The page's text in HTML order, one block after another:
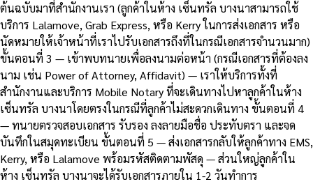
ต้นฉบับมาที่สำนักงานเรา (ลูกค้าในห้าง เซ็นทรัล บางนาสามารถใช้
บริการ Lalamove, Grab Express, หรือ Kerry ในการส่งเอกสาร หรือ
นัดหมายให้เจ้าหน้าที่เราไปรับเอกสารถึงที่ในกรณีเอกสารจำนวนมาก)
ขั้นตอนที่ 3 — เข้าพบทนายเพื่อลงนามต่อหน้า (กรณีเอกสารที่ต้องลง
นาม เช่น Power of Attorney, Affidavit) — เราให้บริการทั้งที่
สำนักงานและบริการ Mobile Notary ที่จะเดินทางไปหาลูกค้าในห้าง
เซ็นทรัล บางนาโดยตรงในกรณีที่ลูกค้าไม่สะดวกเดินทาง ขั้นตอนที่ 4
— ทนายตรวจสอบเอกสาร รับรอง ลงลายมือชื่อ ประทับตรา และจด
บันทึกในสมุดทะเบียน ขั้นตอนที่ 5 — ส่งเอกสารกลับให้ลูกค้าทาง EMS,
Kerry, หรือ Lalamove พร้อมรหัสติดตามพัสดุ — ส่วนใหญ่ลูกค้าใน
ห้าง เซ็นทรัล บางนาจะได้รับเอกสารภายใน 1-2 วันทำการ